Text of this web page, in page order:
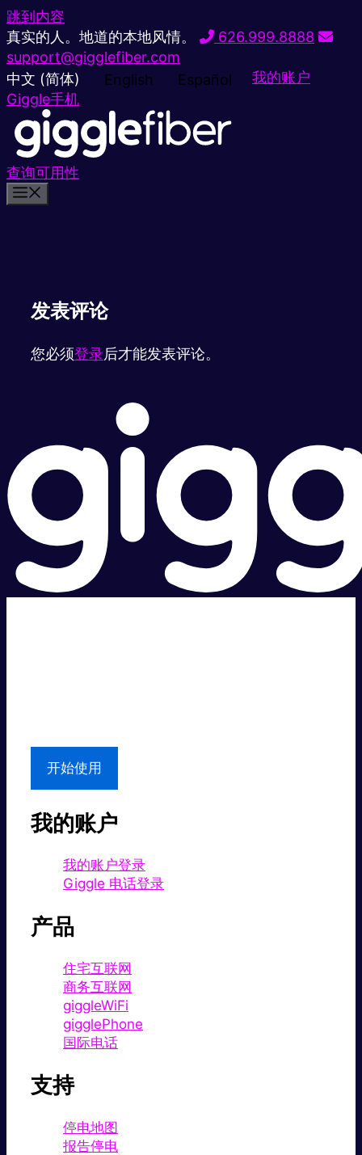
跳到内容
真实的人。地道的本地风情。
626.999.8888
support@gigglefiber.com
中文 (简体)
English Español
我的账户
Giggle手机
查询可用性
发表评论
您必须登录后才能发表评论。
开始使用
我的账户
我的账户登录
Giggle 电话登录
产品
住宅互联网
商务互联网
giggleWiFi
gigglePhone
国际电话
支持
停电地图
报告停电